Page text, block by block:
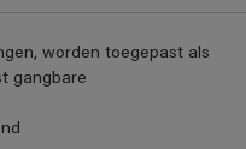
worden toegepast als
gangbare